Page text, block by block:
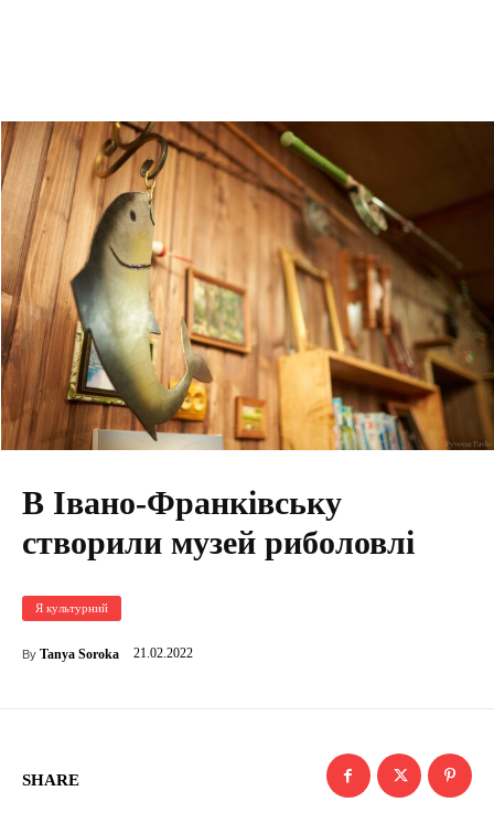
В Івано-Франківську
створили музей риболовлі
Я культурний
By Tanya Soroka 21.02.2022
SHARE